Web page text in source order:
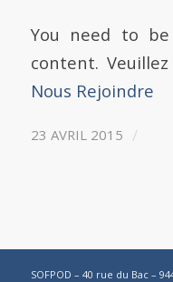
You need to
content. Veuillez
Nous Rejoindre
23 AVRIL 2015 /
SOFPOD – 40 rue du Bac –